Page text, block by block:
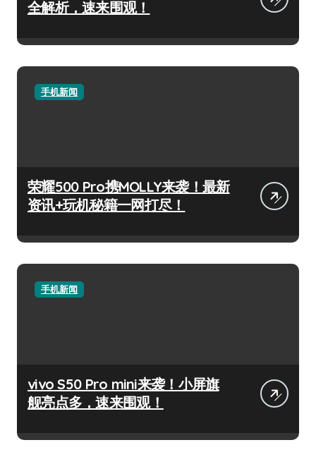
全解析，速来围观！
手机新闻
荣耀500 Pro携MOLLY来袭！最新
资讯+玩机秘籍一网打尽！
手机新闻
vivo S50 Pro mini来袭！小屏旗
舰亮点多，速来围观！